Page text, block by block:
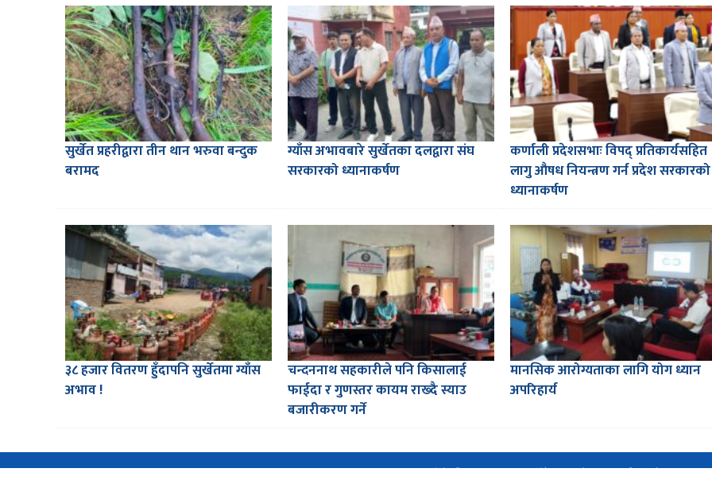
सुर्खेत प्रहरीद्वारा तीन थान भरुवा बन्दुक
बरामद
ग्याँस अभावबारे सुर्खेतका दलद्वारा संघ
सरकारको ध्यानाकर्षण
कर्णाली प्रदेशसभाः विपद् प्रतिकार्यसहित
लागु औषध नियन्त्रण गर्न प्रदेश सरकारको
ध्यानाकर्षण
३८ हजार वितरण हुँदापनि सुर्खेतमा ग्याँस
अभाव !
चन्दननाथ सहकारीले पनि किसालाई
फाईदा र गुणस्तर कायम राख्दै स्याउ
बजारीकरण गर्ने
मानसिक आरोग्यताका लागि योग ध्यान
अपरिहार्य
Copyright © 2016-2026 CorePati | Powered ByEasySoftnepal